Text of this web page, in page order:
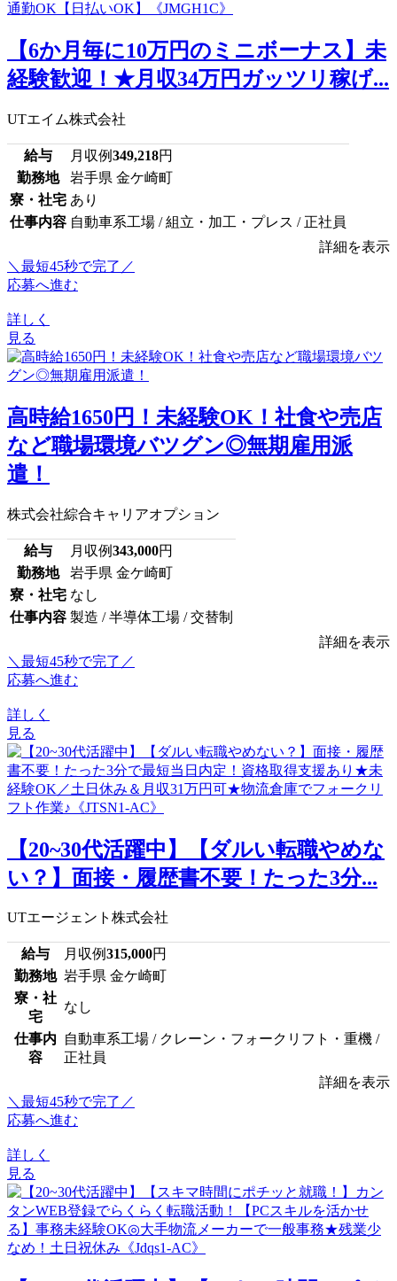
【6か月毎に10万円のミニボーナス】未
経験歓迎！★月収34万円ガッツリ稼げ...
UTエイム株式会社
給与 月収例349,218円
勤務地
岩手県 金ケ崎町
寮・社宅 あり
仕事内容 自動車系工場 / 組立・加工・プレス / 正社員
詳細を表示
＼最短45秒で完了／
応募へ進む
詳しく
見る
高時給1650円！未経験OK！社食や売店
など職場環境バツグン◎無期雇用派
遣！
株式会社綜合キャリアオプション
給与 月収例343,000円
勤務地
岩手県 金ケ崎町
寮・社宅 なし
仕事内容 製造 / 半導体工場 / 交替制
詳細を表示
＼最短45秒で完了／
応募へ進む
詳しく
見る
【20~30代活躍中】【ダルい転職やめな
い？】面接・履歴書不要！たった3分...
UTエージェント株式会社
給与 月収例315,000円
勤務地 岩手県 金ケ崎町
寮・社
宅
なし
仕事内
容
自動車系工場 / クレーン・フォークリフト・重機 /
正社員
詳細を表示
＼最短45秒で完了／
応募へ進む
詳しく
見る